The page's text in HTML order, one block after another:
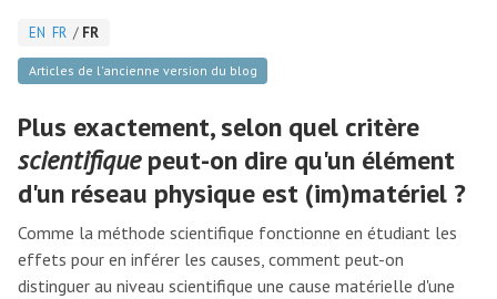
EN FR / FR
Articles de l'ancienne version du blog
Plus exactement, selon quel critère
scientifiquepeut-on dire qu'un élément
d'un réseau physique est (im)matériel ?
Comme la méthode scientifique fonctionne en étudiant les
effets pour en inférer les causes, comment peut-on
distinguer au niveau scientifique une cause matérielle d'une